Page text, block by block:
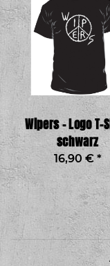
Wipers – Logo T-
schwarz
16,90 € *